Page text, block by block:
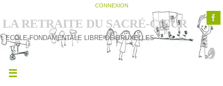
CONNEXION
LA RETRAITE DU SACRÉ-CŒUR
ECOLE FONDAMENTALE LIBRE DE BRUXELLES